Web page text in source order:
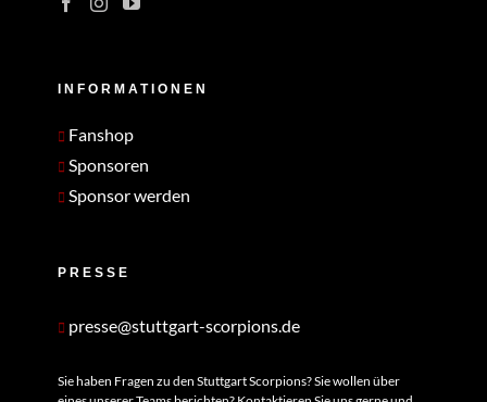
INFORMATIONEN
Fanshop
Sponsoren
Sponsor werden
PRESSE
presse@stuttgart-scorpions.de
Sie haben Fragen zu den Stuttgart Scorpions? Sie wollen über